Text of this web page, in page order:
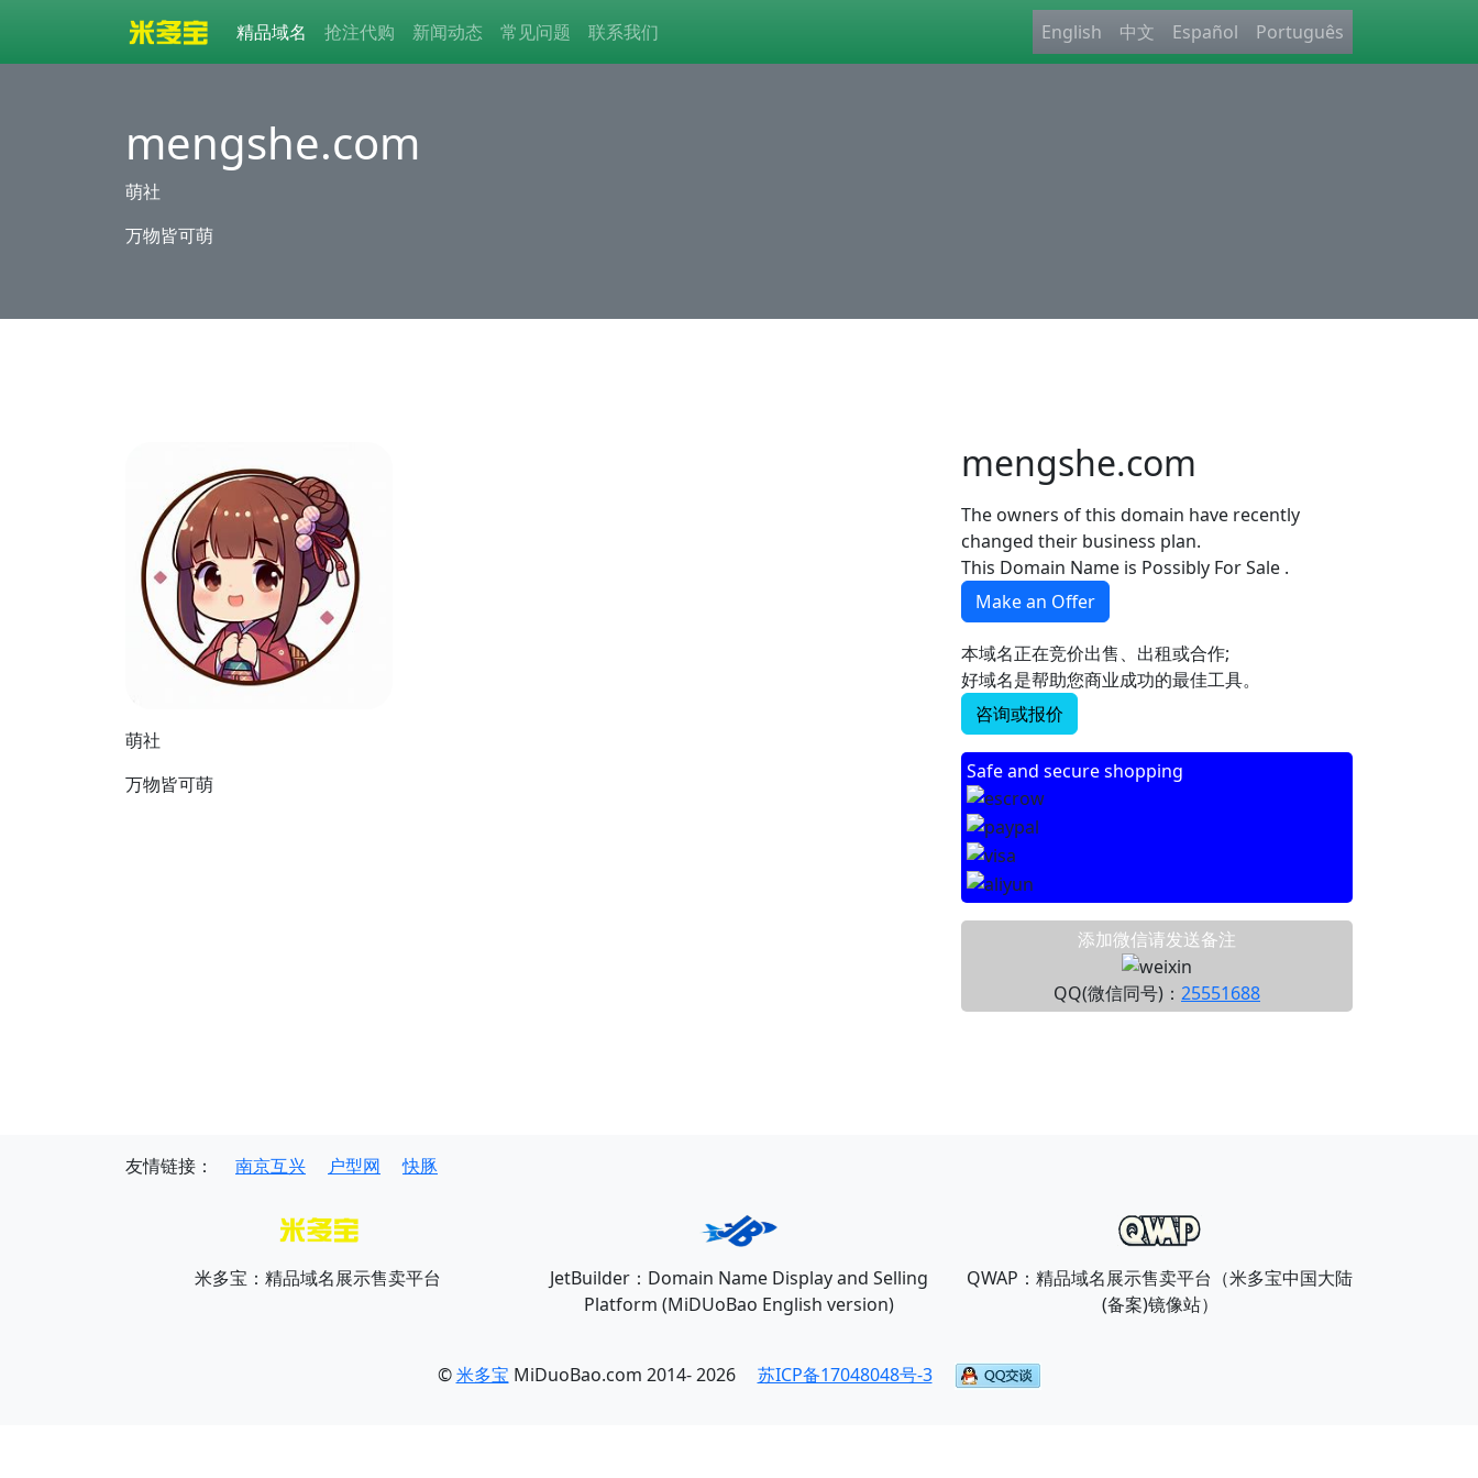
精品域名 抢注代购 新闻动态 常见问题 联系我们 English 中文 Español Português
mengshe.com
萌社
万物皆可萌
萌社
万物皆可萌
mengshe.com
The owners of this domain have recently
changed their business plan.
This Domain Name is Possibly For Sale .
Make an Offer
本域名正在竞价出售、出租或合作;
好域名是帮助您商业成功的最佳工具。
咨询或报价
Safe and secure shopping
添加微信请发送备注
QQ(微信同号)： 25551688
友情链接： 南京互兴 户型网 快豚
米多宝：精品域名展示售卖平台
JetBuilder：Domain Name Display and Selling
Platform (MiDUoBao English version)
QWAP：精品域名展示售卖平台（米多宝中国大陆
(备案)镜像站）
©米多宝 MiDuoBao.com 2014- 2026 苏ICP备17048048号-3